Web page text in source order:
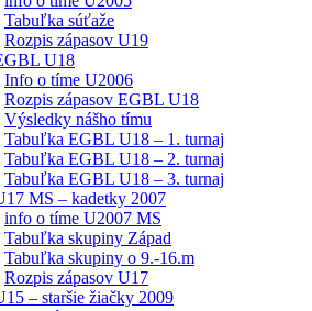
Tabuľka súťaže
Rozpis zápasov U19
U18
Info o tíme U2006
Rozpis zápasov EGBL U18
Výsledky nášho tímu
Tabuľka EGBL U18 – 1. turnaj
Tabuľka EGBL U18 – 2. turnaj
Tabuľka EGBL U18 – 3. turnaj
MS – kadetky 2007
info o tíme U2007 MS
Tabuľka skupiny Západ
Tabuľka skupiny o 9.-16.m
Rozpis zápasov U17
– staršie žiačky 2009